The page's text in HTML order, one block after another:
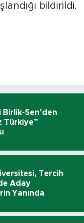
bildirildi.
Birlik-Sen’den
Türkiye”
Tercih
Aday
Yanında